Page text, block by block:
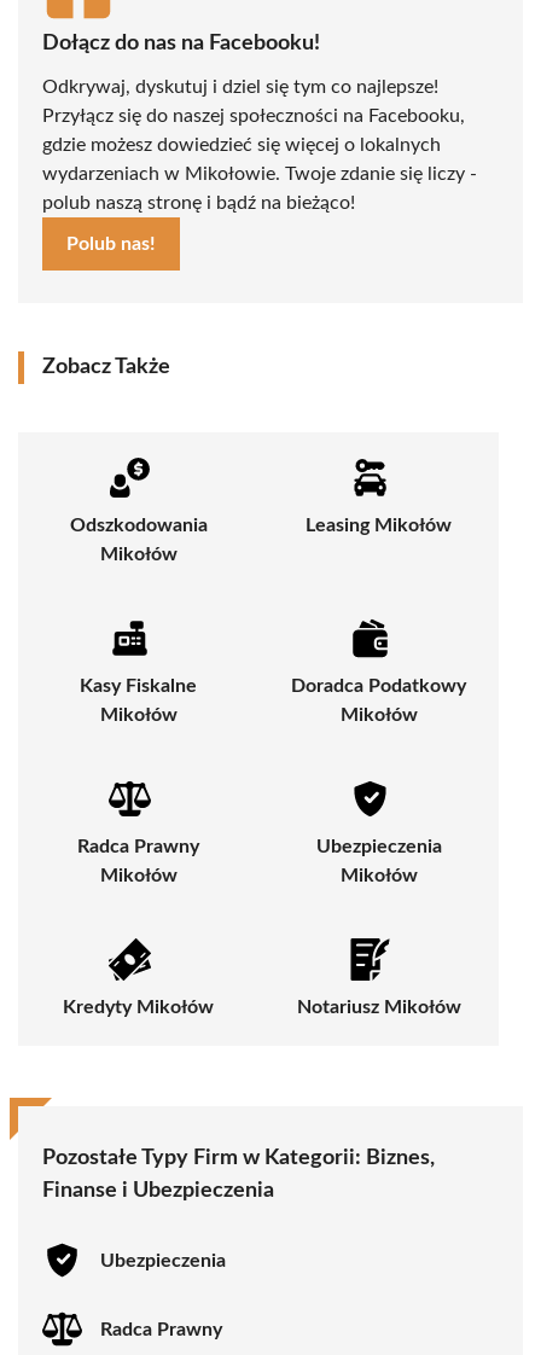
Dołącz do nas na Facebooku!
Odkrywaj, dyskutuj i dziel się tym co najlepsze!
Przyłącz się do naszej społeczności na Facebooku,
gdzie możesz dowiedzieć się więcej o lokalnych
wydarzeniach w Mikołowie. Twoje zdanie się liczy -
polub naszą stronę i bądź na bieżąco!
Polub nas!
Zobacz Także
Odszkodowania
Mikołów
Leasing Mikołów
Kasy Fiskalne
Mikołów
Doradca Podatkowy
Mikołów
Radca Prawny
Mikołów
Ubezpieczenia
Mikołów
Kredyty Mikołów Notariusz Mikołów
Pozostałe Typy Firm w Kategorii: Biznes,
Finanse i Ubezpieczenia
Ubezpieczenia
Radca Prawny